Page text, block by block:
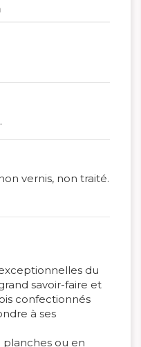
vernis, non traité.
du
savoir-faire et
confectionnés
à ses
planches ou en